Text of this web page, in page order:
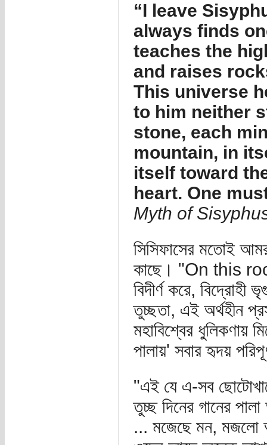
“I leave
always finds
teaches the
and raises
This universe
to him neither
stone, each
mountain, in
itself toward
heart. One
Myth of
সিসিফাসের মতোই
কাছে। "On this
বিদীর্ণ করে,
তুচ্ছতা, এই অর্থহীন
মহাবিশ্বের ধুলিকণায়
পালায়' সবার হৃদয়
"এই যে এ-সব
তুচ্ছ দিনের গানের
... মজেছে মন, মজলো